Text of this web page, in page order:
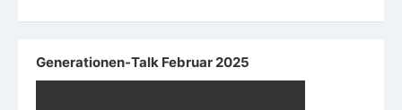
Generationen-Talk Februar 2025